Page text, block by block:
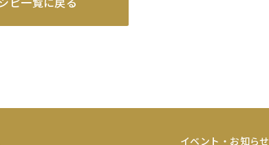
イベント・お知らせ